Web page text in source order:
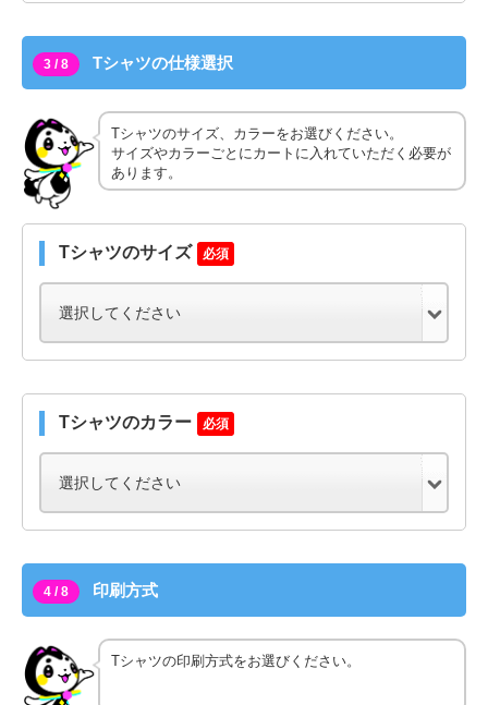
3 / 8 Tシャツの仕様選択
Tシャツのサイズ、カラーをお選びください。
サイズやカラーごとにカートに入れていただく必要が
あります。
Tシャツのサイズ 必須
Tシャツのカラー 必須
4 / 8 印刷方式
Tシャツの印刷方式をお選びください。